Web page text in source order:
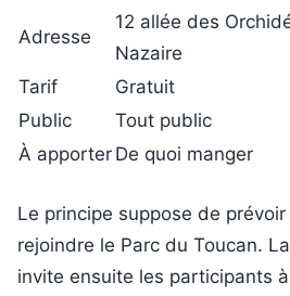
Adresse
12 allée des
Nazaire
Tarif
Gratuit
Public
Tout public
À apporter De quoi manger
Le principe suppose de
rejoindre le Parc du Toucan.
invite ensuite les participants à